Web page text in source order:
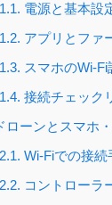
1.1. 電源と基本設
1.2. アプリとファ
1.3. スマホのWi-
1.4. 接続チェック
ローンとスマホ
2.1. Wi-Fiでの接続
2.2. コントローラ